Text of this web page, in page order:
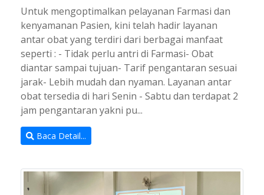
Untuk mengoptimalkan pelayanan Farmasi dan
kenyamanan Pasien, kini telah hadir layanan
antar obat yang terdiri dari berbagai manfaat
seperti : - Tidak perlu antri di Farmasi- Obat
diantar sampai tujuan- Tarif pengantaran sesuai
jarak- Lebih mudah dan nyaman. Layanan antar
obat tersedia di hari Senin - Sabtu dan terdapat 2
jam pengantaran yakni pu...
Baca Detail...